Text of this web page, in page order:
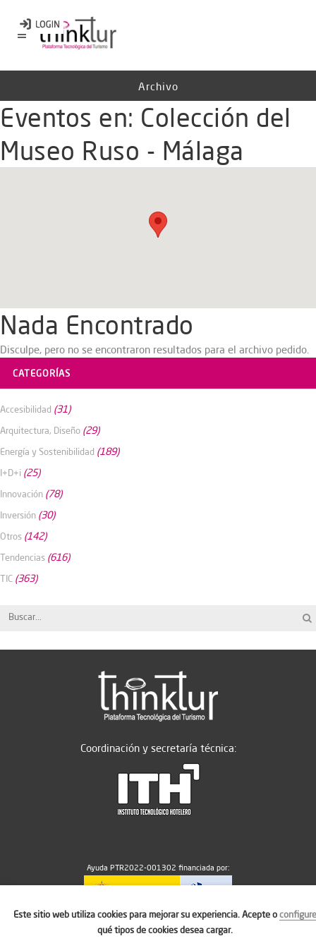
Archivo
Eventos en: Colección del
Museo Ruso - Málaga
Nada Encontrado
Disculpe, pero no se encontraron resultados para el archivo pedido.
CATEGORÍAS
Accesibilidad (31)
Arquitectura, Diseño (29)
Energía y Sostenibilidad (189)
I+D+i (25)
Innovación (78)
Inversión (30)
Otros (142)
Tendencias (616)
TIC (363)
Coordinación y secretaría técnica:
Ayuda PTR2022-001302 financiada por:
MICIU/AEI/10.13039/501100011033
Este sitio web utiliza cookies para mejorar su experiencia. Acepte oconfigure
qué tipos de cookies desea cargar.